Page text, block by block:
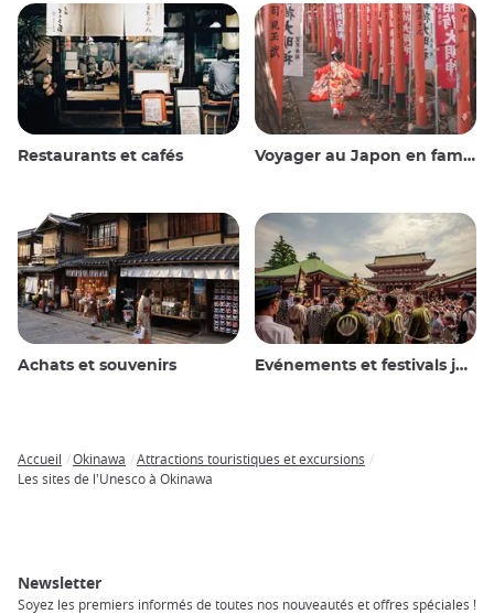
Restaurants et cafés Voyager au Japon en famille
Achats et souvenirs Evénements et festivals japonais
Breadcrumb
Accueil Okinawa
Attractions touristiques et excursions
Les sites de l'Unesco à Okinawa
Newsletter
Soyez les premiers informés de toutes nos nouveautés et offres spéciales !